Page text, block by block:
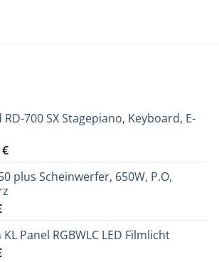
RD-700 SX Stagepiano, Keyboard, E-
€
plus Scheinwerfer, 650W, P.O,
Panel RGBWLC LED Filmlicht